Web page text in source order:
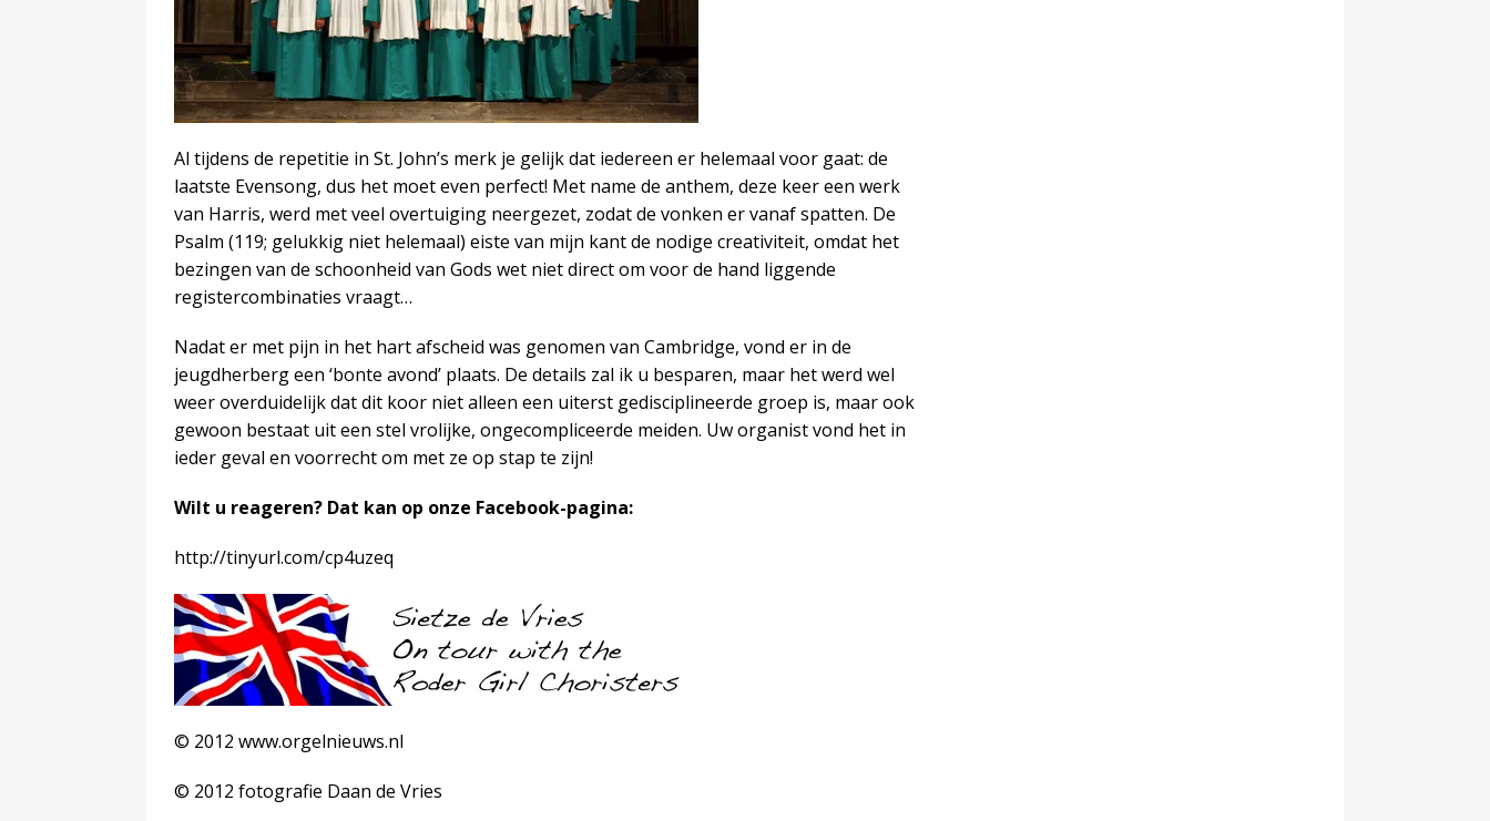
Al tijdens de repetitie in St. John’s merk je gelijk dat iedereen er helemaal voor gaat: de
laatste Evensong, dus het moet even perfect! Met name de anthem, deze keer een werk
van Harris, werd met veel overtuiging neergezet, zodat de vonken er vanaf spatten. De
Psalm (119; gelukkig niet helemaal) eiste van mijn kant de nodige creativiteit, omdat het
bezingen van de schoonheid van Gods wet niet direct om voor de hand liggende
registercombinaties vraagt…
Nadat er met pijn in het hart afscheid was genomen van Cambridge, vond er in de
jeugdherberg een ‘bonte avond’ plaats. De details zal ik u besparen, maar het werd wel
weer overduidelijk dat dit koor niet alleen een uiterst gedisciplineerde groep is, maar ook
gewoon bestaat uit een stel vrolijke, ongecompliceerde meiden. Uw organist vond het in
ieder geval en voorrecht om met ze op stap te zijn!
Wilt u reageren? Dat kan op onze Facebook-pagina:
http://tinyurl.com/cp4uzeq
© 2012 www.orgelnieuws.nl
© 2012 fotografie Daan de Vries